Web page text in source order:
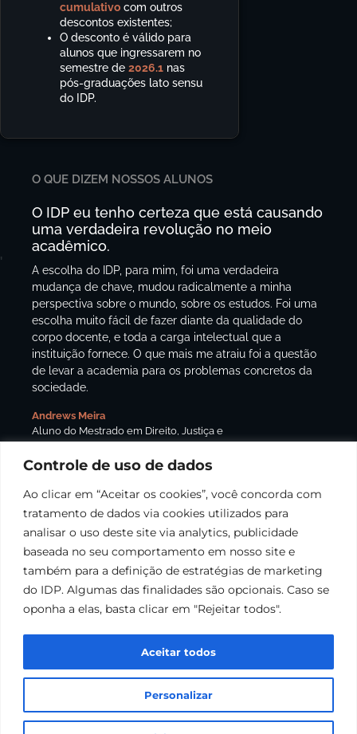
Controle de uso de dados
Ao clicar em “Aceitar os cookies”, você concorda com
tratamento de dados via cookies utilizados para
analisar o uso deste site via analytics, publicidade
baseada no seu comportamento em nosso site e
também para a definição de estratégias de marketing
do IDP. Algumas das finalidades são opcionais. Caso se
oponha a elas, basta clicar em "Rejeitar todos".
Personalizar
Aceitar todos
cumulativo com outros
descontos existentes;
O desconto é válido para
alunos que ingressarem no
semestre de 2026.1 nas
pós-graduações lato sensu
do IDP.
O QUE DIZEM NOSSOS ALUNOS
O IDP eu tenho certeza que está causando
uma verdadeira revolução no meio
acadêmico.
A escolha do IDP, para mim, foi uma verdadeira
mudança de chave, mudou radicalmente a minha
perspectiva sobre o mundo, sobre os estudos. Foi uma
escolha muito fácil de fazer diante da qualidade do
corpo docente, e toda a carga intelectual que a
instituição fornece. O que mais me atraiu foi a questão
de levar a academia para os problemas concretos da
sociedade.
Andrews Meira
Aluno do Mestrado em Direito, Justiça e